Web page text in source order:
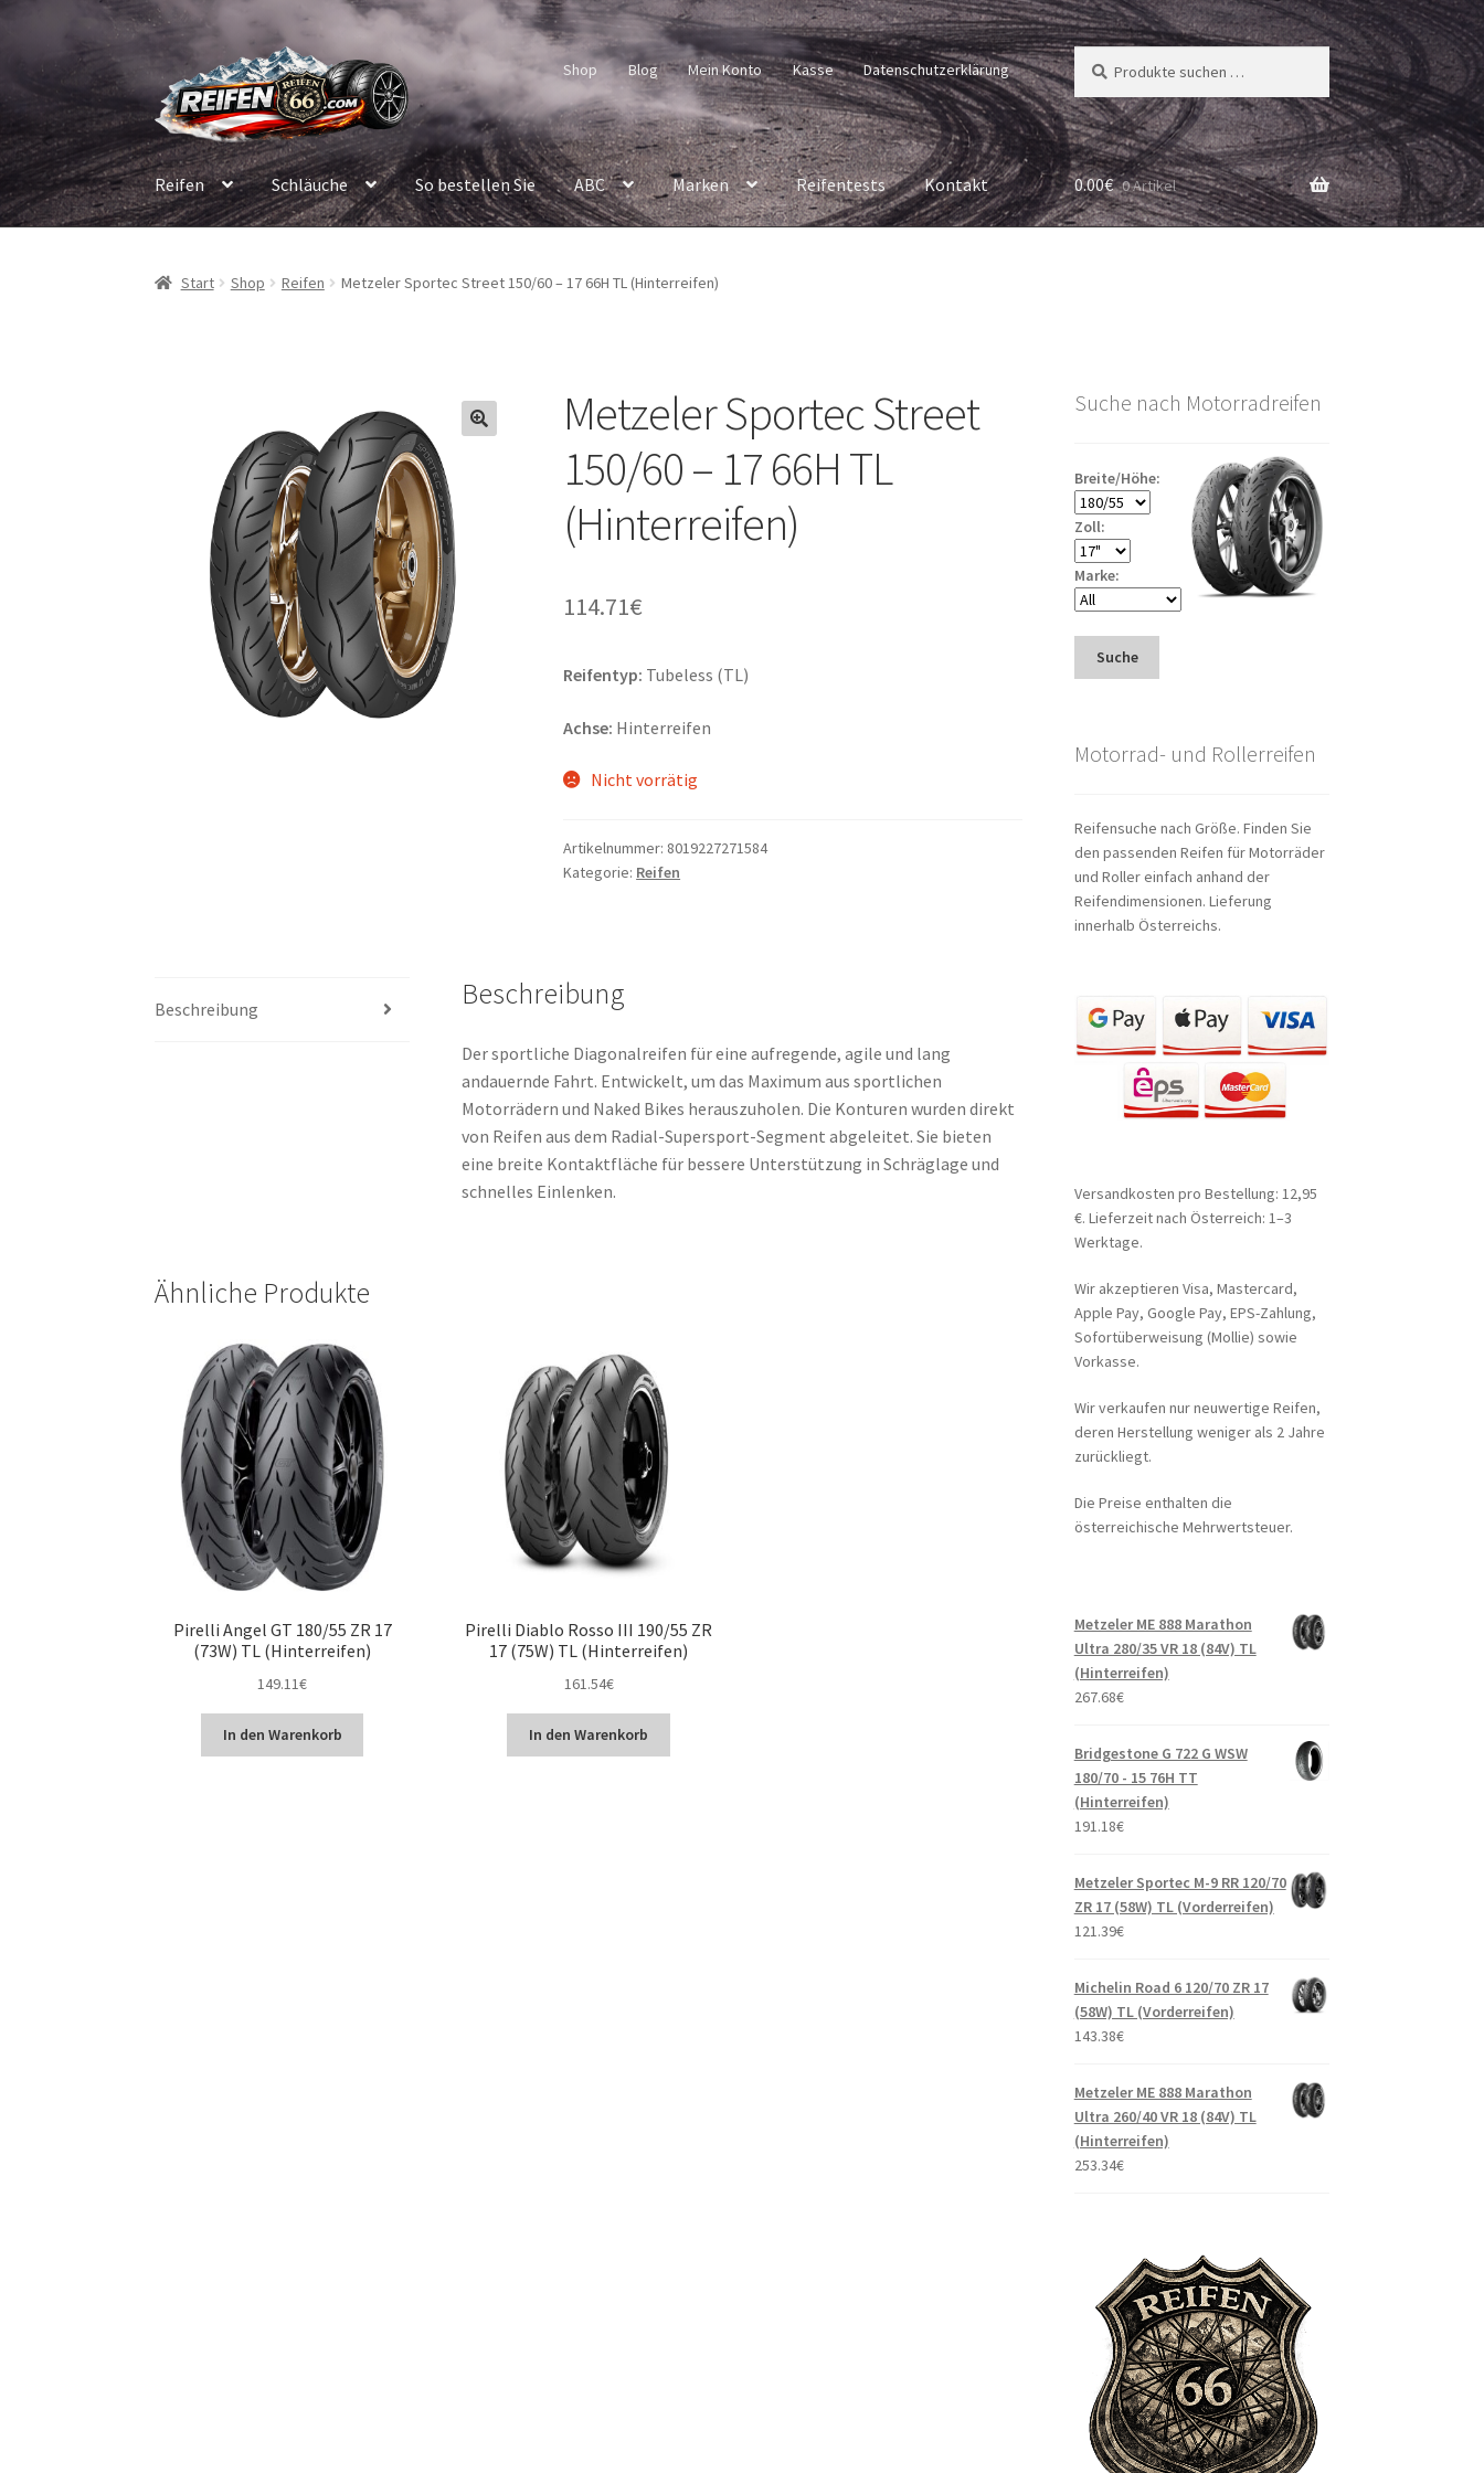
Navigation
springen
Inhalt
springen
Shop Blog Mein Konto Kasse Datenschutzerklärung
Suchen
nach:
Suchen
Reifen Schläuche So bestellen Sie ABC Marken Reifentests Kontakt 0.00€ 0 Artikel
Start Shop Reifen Metzeler Sportec Street 150/60 – 17 66H TL (Hinterreifen)
Metzeler Sportec Street
150/60 – 17 66H TL
(Hinterreifen)
114.71€
Reifentyp: Tubeless (TL)
Achse: Hinterreifen
Nicht vorrätig
Artikelnummer: 8019227271584
Kategorie: Reifen
Beschreibung Beschreibung
Der sportliche Diagonalreifen für eine aufregende, agile und lang
andauernde Fahrt. Entwickelt, um das Maximum aus sportlichen
Motorrädern und Naked Bikes herauszuholen. Die Konturen wurden direkt
von Reifen aus dem Radial-Supersport-Segment abgeleitet. Sie bieten
eine breite Kontaktfläche für bessere Unterstützung in Schräglage und
schnelles Einlenken.
Ähnliche Produkte
Pirelli Angel GT 180/55 ZR 17
(73W) TL (Hinterreifen)
149.11€
In den Warenkorb
Pirelli Diablo Rosso III 190/55 ZR
17 (75W) TL (Hinterreifen)
161.54€
In den Warenkorb
Suche nach Motorradreifen
Breite/Höhe:
Zoll:
Marke:
Suche
Motorrad- und Rollerreifen
Reifensuche nach Größe. Finden Sie
den passenden Reifen für Motorräder
und Roller einfach anhand der
Reifendimensionen. Lieferung
innerhalb Österreichs.
Versandkosten pro Bestellung: 12,95
€. Lieferzeit nach Österreich: 1–3
Werktage.
Wir akzeptieren Visa, Mastercard,
Apple Pay, Google Pay, EPS-Zahlung,
Sofortüberweisung (Mollie) sowie
Vorkasse.
Wir verkaufen nur neuwertige Reifen,
deren Herstellung weniger als 2 Jahre
zurückliegt.
Die Preise enthalten die
österreichische Mehrwertsteuer.
Metzeler ME 888 Marathon
Ultra 280/35 VR 18 (84V) TL
(Hinterreifen)
267.68€
Bridgestone G 722 G WSW
180/70 - 15 76H TT
(Hinterreifen)
191.18€
Metzeler Sportec M-9 RR 120/70
ZR 17 (58W) TL (Vorderreifen)
121.39€
Michelin Road 6 120/70 ZR 17
(58W) TL (Vorderreifen)
143.38€
Metzeler ME 888 Marathon
Ultra 260/40 VR 18 (84V) TL
(Hinterreifen)
253.34€